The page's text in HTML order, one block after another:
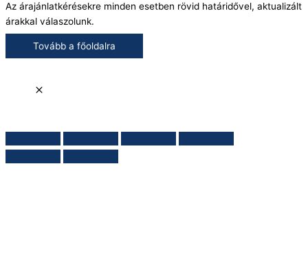
Az árajánlatkérésekre minden esetben rövid határidővel, aktualizált
árakkal válaszolunk.
Tovább a főoldalra